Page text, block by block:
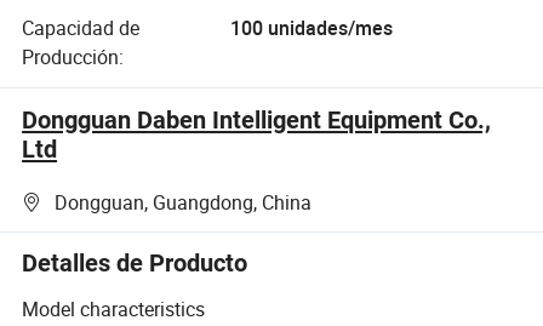
Capacidad de
Producción:
100 unidades/mes
Dongguan Daben Intelligent Equipment Co.,
Ltd
Dongguan, Guangdong, China
Detalles de Producto
Model characteristics